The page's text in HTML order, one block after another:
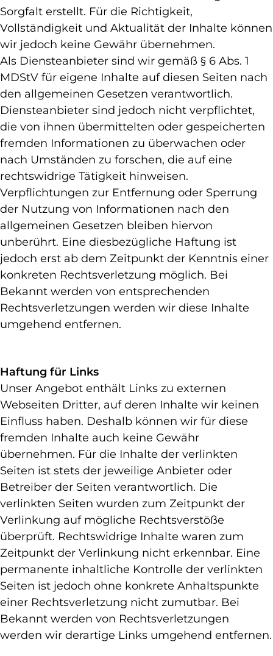
Sorgfalt erstellt. Für die Richtigkeit,
Vollständigkeit und Aktualität der Inhalte können
wir jedoch keine Gewähr übernehmen.
Als Diensteanbieter sind wir gemäß § 6 Abs. 1
MDStV für eigene Inhalte auf diesen Seiten nach
den allgemeinen Gesetzen verantwortlich.
Diensteanbieter sind jedoch nicht verpflichtet,
die von ihnen übermittelten oder gespeicherten
fremden Informationen zu überwachen oder
nach Umständen zu forschen, die auf eine
rechtswidrige Tätigkeit hinweisen.
Verpflichtungen zur Entfernung oder Sperrung
der Nutzung von Informationen nach den
allgemeinen Gesetzen bleiben hiervon
unberührt. Eine diesbezügliche Haftung ist
jedoch erst ab dem Zeitpunkt der Kenntnis einer
konkreten Rechtsverletzung möglich. Bei
Bekannt werden von entsprechenden
Rechtsverletzungen werden wir diese Inhalte
umgehend entfernen.
Haftung für Links
Unser Angebot enthält Links zu externen
Webseiten Dritter, auf deren Inhalte wir keinen
Einfluss haben. Deshalb können wir für diese
fremden Inhalte auch keine Gewähr
übernehmen. Für die Inhalte der verlinkten
Seiten ist stets der jeweilige Anbieter oder
Betreiber der Seiten verantwortlich. Die
verlinkten Seiten wurden zum Zeitpunkt der
Verlinkung auf mögliche Rechtsverstöße
überprüft. Rechtswidrige Inhalte waren zum
Zeitpunkt der Verlinkung nicht erkennbar. Eine
permanente inhaltliche Kontrolle der verlinkten
Seiten ist jedoch ohne konkrete Anhaltspunkte
einer Rechtsverletzung nicht zumutbar. Bei
Bekannt werden von Rechtsverletzungen
werden wir derartige Links umgehend entfernen.